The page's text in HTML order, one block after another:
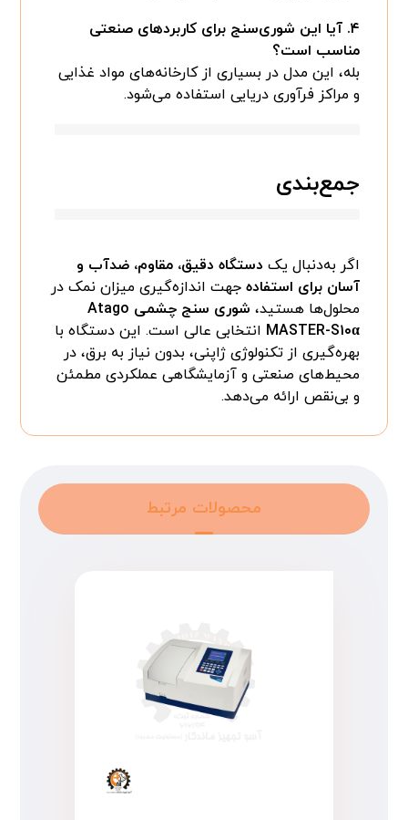
۴. آیا این شوری‌سنج برای کاربردهای صنعتی
مناسب است؟
بله، این مدل در بسیاری از کارخانه‌های مواد غذایی
و مراکز فرآوری دریایی استفاده می‌شود.
جمع‌بندی
اگر به‌دنبال یک دستگاه دقیق، مقاوم، ضدآب و
آسان برای استفاده جهت اندازه‌گیری میزان نمک در
محلول‌ها هستید،
شوری سنج چشمی Atago
MASTER-S۱۰α انتخابی عالی است. این دستگاه با
بهره‌گیری از تکنولوژی ژاپنی، بدون نیاز به برق، در
محیط‌های صنعتی و آزمایشگاهی عملکردی مطمئن
و بی‌نقص ارائه می‌دهد.
محصولات مرتبط